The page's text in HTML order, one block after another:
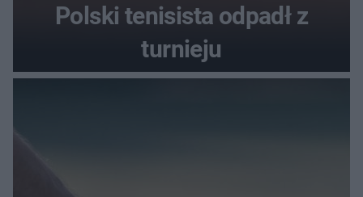
Polski tenisista odpadł z
turnieju